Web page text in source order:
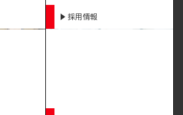
採用情報